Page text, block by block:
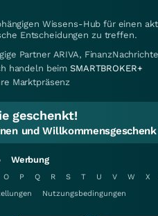
Wissens-Hub für einen
Entscheidungen zu treffen.
Partner ARIVA,
handeln beimSMARTBROKER+
Marktpräsenz
geschenkt!
und
Werbung
O P Q R S T U V W X
Nutzungsbedingungen